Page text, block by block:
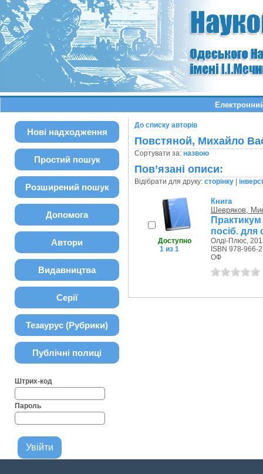
Нові надходження
Простий пошук
Розширений пошук
Допомога
Автори
Видавництва
Серії
Тезаурус (Рубрики)
Публічні полиці
Штрих-код
Пароль
До списку авторів
Повстяной, Михайло
Сортувати за: назвою
Пов’язані описи:
Відібрати для друку: сторінку|
Доступно
1 из 1
Книга
Шевряков,
Практикум
посіб. для
Олді-Плюс,
ISBN 978-966-
ОФ